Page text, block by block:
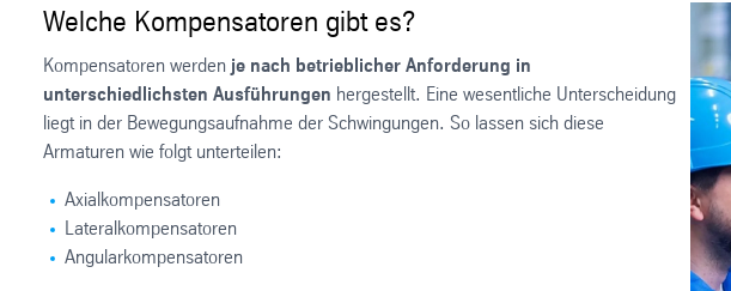
Welche Kompensatoren gibt es?
Kompensatoren werden je nach betrieblicher Anforderung in
unterschiedlichsten Ausführungen hergestellt. Eine wesentliche Unterscheidung
liegt in der Bewegungsaufnahme der Schwingungen. So lassen sich diese
Armaturen wie folgt unterteilen:
Axialkompensatoren
Lateralkompensatoren
Angularkompensatoren